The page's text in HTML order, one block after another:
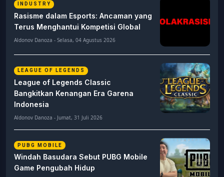
INDUSTRY
Rasisme dalam Esports: Ancaman yang
Terus Menghantui Kompetisi Global
Aldonov Danoza - Selasa, 04 Agustus 2026
LEAGUE OF LEGENDS
League of Legends Classic
Bangkitkan Kenangan Era Garena
Indonesia
Aldonov Danoza - Jumat, 31 Juli 2026
PUBG MOBILE
Windah Basudara Sebut PUBG Mobile
Game Pengubah Hidup